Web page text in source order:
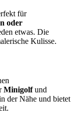
für
oder
etwas. Die
Kulisse.
Minigolfund
der Nähe und bietet